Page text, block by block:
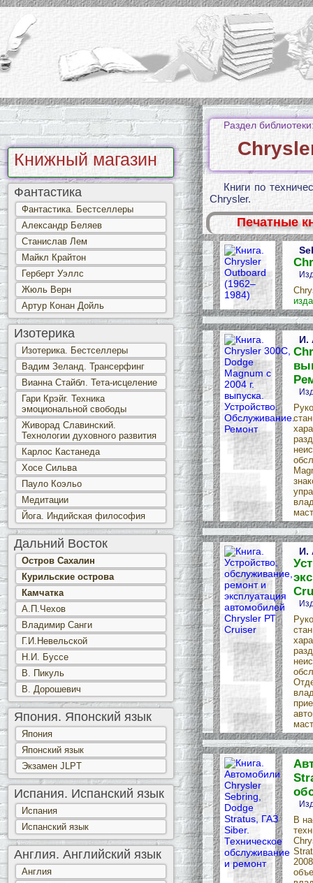
Книжный магазин
Фантастика
Фантастика. Бестселлеры
Александр Беляев
Станислав Лем
Майкл Крайтон
Герберт Уэллс
Жюль Верн
Артур Конан Дойль
Изотерика
Изотерика. Бестселлеры
Вадим Зеланд. Трансерфинг
Вианна Стайбл. Тета-исцеление
Гари Крэйг. Техника
эмоциональной свободы
Живорад Славинский.
Технологии духовного развития
Карлос Кастанеда
Хосе Сильва
Пауло Коэльо
Медитации
Йога. Индийская философия
Дальний Восток
Остров Сахалин
Курильские острова
Камчатка
А.П.Чехов
Владимир Санги
Г.И.Невельской
Н.И. Буссе
В. Пикуль
В. Дорошевич
Япония. Японский язык
Япония
Японский язык
Экзамен JLPT
Испания. Испанский язык
Испания
Испанский язык
Англия. Английский язык
Англия
Раздел
Книги по
Chrysler.
Печатные
И.
И.
В